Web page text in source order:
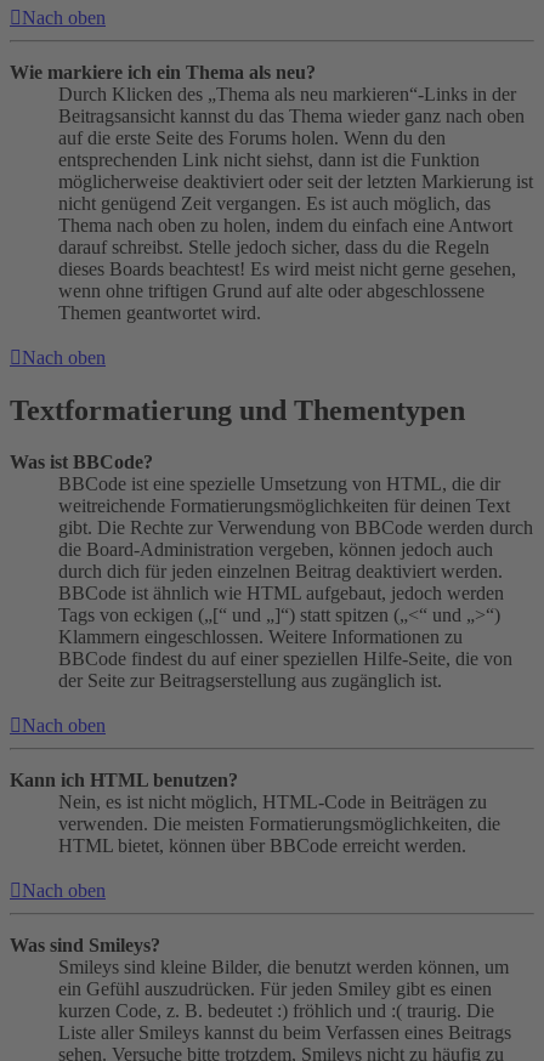
Nach oben
Wie markiere ich ein Thema als neu?
Durch Klicken des „Thema als neu markieren“-Links in der
Beitragsansicht kannst du das Thema wieder ganz nach oben
auf die erste Seite des Forums holen. Wenn du den
entsprechenden Link nicht siehst, dann ist die Funktion
möglicherweise deaktiviert oder seit der letzten Markierung ist
nicht genügend Zeit vergangen. Es ist auch möglich, das
Thema nach oben zu holen, indem du einfach eine Antwort
darauf schreibst. Stelle jedoch sicher, dass du die Regeln
dieses Boards beachtest! Es wird meist nicht gerne gesehen,
wenn ohne triftigen Grund auf alte oder abgeschlossene
Themen geantwortet wird.
Nach oben
Textformatierung und Thementypen
Was ist BBCode?
BBCode ist eine spezielle Umsetzung von HTML, die dir
weitreichende Formatierungsmöglichkeiten für deinen Text
gibt. Die Rechte zur Verwendung von BBCode werden durch
die Board-Administration vergeben, können jedoch auch
durch dich für jeden einzelnen Beitrag deaktiviert werden.
BBCode ist ähnlich wie HTML aufgebaut, jedoch werden
Tags von eckigen („[“ und „]“) statt spitzen („<“ und „>“)
Klammern eingeschlossen. Weitere Informationen zu
BBCode findest du auf einer speziellen Hilfe-Seite, die von
der Seite zur Beitragserstellung aus zugänglich ist.
Nach oben
Kann ich HTML benutzen?
Nein, es ist nicht möglich, HTML-Code in Beiträgen zu
verwenden. Die meisten Formatierungsmöglichkeiten, die
HTML bietet, können über BBCode erreicht werden.
Nach oben
Was sind Smileys?
Smileys sind kleine Bilder, die benutzt werden können, um
ein Gefühl auszudrücken. Für jeden Smiley gibt es einen
kurzen Code, z. B. bedeutet :) fröhlich und :( traurig. Die
Liste aller Smileys kannst du beim Verfassen eines Beitrags
sehen. Versuche bitte trotzdem, Smileys nicht zu häufig zu